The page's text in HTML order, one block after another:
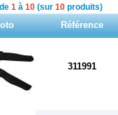
1 à 10 (sur 10 produits)
Référence
311991